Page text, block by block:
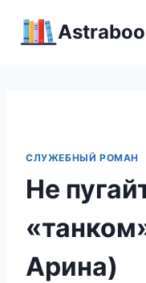
СЛУЖЕБНЫЙ РОМАН
Не
Арина)